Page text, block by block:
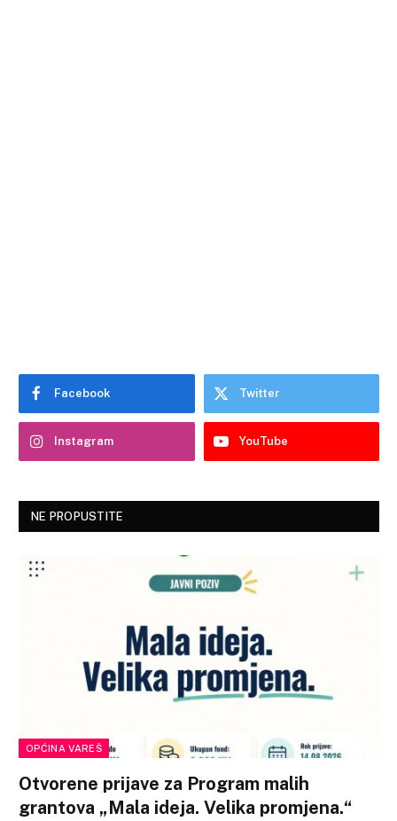
Facebook Twitter
Instagram YouTube
NE PROPUSTITE
OPĆINA VAREŠ
Otvorene prijave za Program malih
grantova „Mala ideja. Velika promjena.“